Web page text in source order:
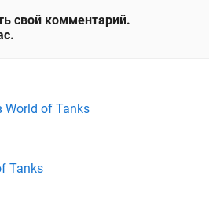
свой комментарий.
World of Tanks
Tanks